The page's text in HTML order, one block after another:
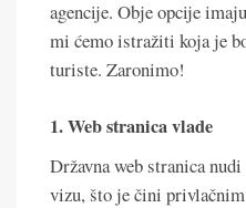
agencije. Obje opcije
mi ćemo istražiti koja je
turiste. Zaronimo!
1. Web stranica vlade
Državna web stranica
vizu, što je čini